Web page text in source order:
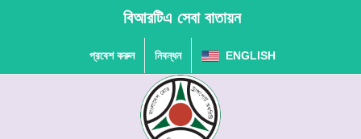
বিআরটিএ সেবা বাতায়ন
প্রবেশ করুন নিবন্ধন ENGLISH